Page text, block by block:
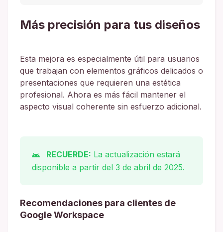
Más precisión para tus diseños
Esta mejora es especialmente útil para usuarios
que trabajan con elementos gráficos delicados o
presentaciones que requieren una estética
profesional. Ahora es más fácil mantener el
aspecto visual coherente sin esfuerzo adicional.
RECUERDE: La actualización estará
disponible a partir del 3 de abril de 2025.
Recomendaciones para clientes de
Google Workspace